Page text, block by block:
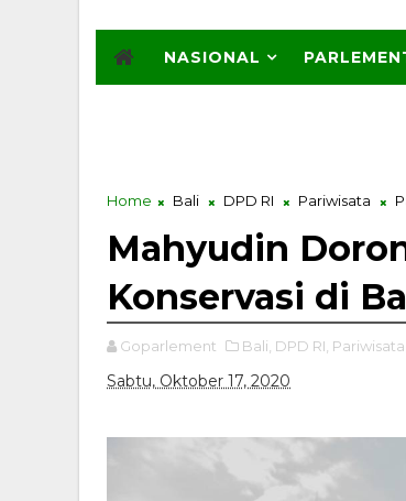
NASIONAL
Home Bali DPD RI Pariwisata
Mahyudin
Konservasi di
Goparlement Bali, DPD RI, Pariwisata,
Sabtu, Oktober 17, 2020